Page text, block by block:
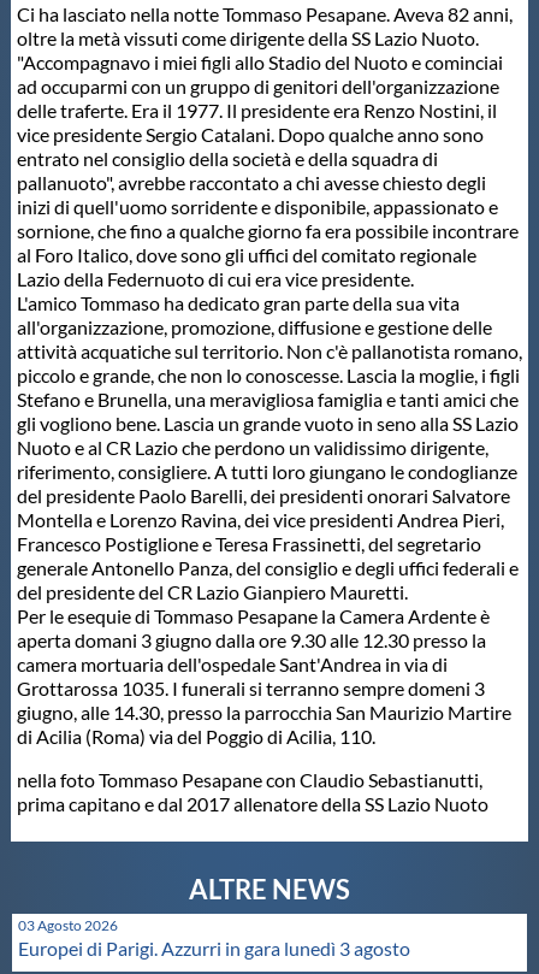
Scuole Nuoto
Propaganda
Centri Federali
Area Legislativa
Protezione Civile
Qualità
Sostenibilità
Privacy
Cookie Policy
Archivio News
Flash News
Videogallery
Ci ha lasciato nella notte Tommaso Pesapane. Aveva 82 anni,
oltre la metà vissuti come dirigente della SS Lazio Nuoto.
"Accompagnavo i miei figli allo Stadio del Nuoto e cominciai
ad occuparmi con un gruppo di genitori dell'organizzazione
delle traferte. Era il 1977. Il presidente era Renzo Nostini, il
vice presidente Sergio Catalani. Dopo qualche anno sono
entrato nel consiglio della società e della squadra di
pallanuoto", avrebbe raccontato a chi avesse chiesto degli
inizi di quell'uomo sorridente e disponibile, appassionato e
sornione, che fino a qualche giorno fa era possibile incontrare
al Foro Italico, dove sono gli uffici del comitato regionale
Lazio della Federnuoto di cui era vice presidente.
L'amico Tommaso ha dedicato gran parte della sua vita
all'organizzazione, promozione, diffusione e gestione delle
attività acquatiche sul territorio. Non c'è pallanotista romano,
piccolo e grande, che non lo conoscesse. Lascia la moglie, i figli
Stefano e Brunella, una meravigliosa famiglia e tanti amici che
gli vogliono bene. Lascia un grande vuoto in seno alla SS Lazio
Nuoto e al CR Lazio che perdono un validissimo dirigente,
riferimento, consigliere. A tutti loro giungano le condoglianze
del presidente Paolo Barelli, dei presidenti onorari Salvatore
Montella e Lorenzo Ravina, dei vice presidenti Andrea Pieri,
Francesco Postiglione e Teresa Frassinetti, del segretario
generale Antonello Panza, del consiglio e degli uffici federali e
del presidente del CR Lazio Gianpiero Mauretti.
Per le esequie di Tommaso Pesapane la Camera Ardente è
aperta domani 3 giugno dalla ore 9.30 alle 12.30 presso la
camera mortuaria dell'ospedale Sant'Andrea in via di
Grottarossa 1035. I funerali si terranno sempre domeni 3
giugno, alle 14.30, presso la parrocchia San Maurizio Martire
di Acilia (Roma) via del Poggio di Acilia, 110.
nella foto Tommaso Pesapane con Claudio Sebastianutti,
prima capitano e dal 2017 allenatore della SS Lazio Nuoto
03 Agosto 2026
Europei di Parigi. Azzurri in gara lunedì 3 agosto